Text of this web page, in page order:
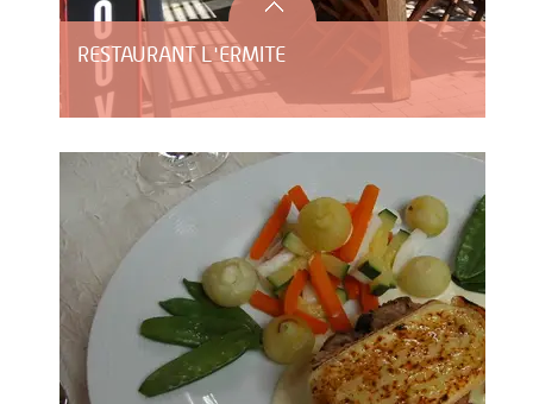
RESTAURANT L'ERMITE